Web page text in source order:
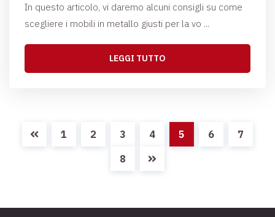
In questo articolo, vi daremo alcuni consigli su come
scegliere i mobili in metallo giusti per la vo ...
LEGGI TUTTO
1 2 3 4 5 6
7
8